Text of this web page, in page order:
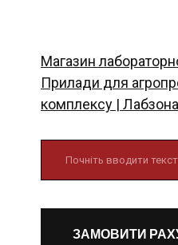
Магазин
Прилади для
комплексу | Лабзона
ЗАМОВИТИ